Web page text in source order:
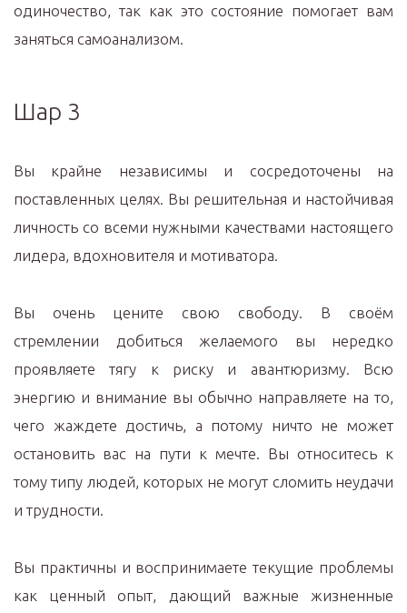
одиночество, так как это состояние помогает вам
заняться самоанализом.
Шар 3
Вы крайне независимы и сосредоточены на
поставленных целях. Вы решительная и настойчивая
личность со всеми нужными качествами настоящего
лидера, вдохновителя и мотиватора.
Вы очень цените свою свободу. В своём
стремлении добиться желаемого вы нередко
проявляете тягу к риску и авантюризму. Всю
энергию и внимание вы обычно направляете на то,
чего жаждете достичь, а потому ничто не может
остановить вас на пути к мечте. Вы относитесь к
тому типу людей, которых не могут сломить неудачи
и трудности.
Вы практичны и воспринимаете текущие проблемы
как ценный опыт, дающий важные жизненные